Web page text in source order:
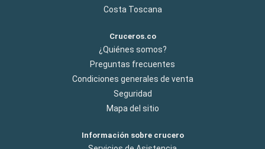
Costa Toscana
Cruceros.co
¿Quiénes somos?
Preguntas frecuentes
Condiciones generales de venta
Seguridad
Mapa del sitio
Información sobre crucero